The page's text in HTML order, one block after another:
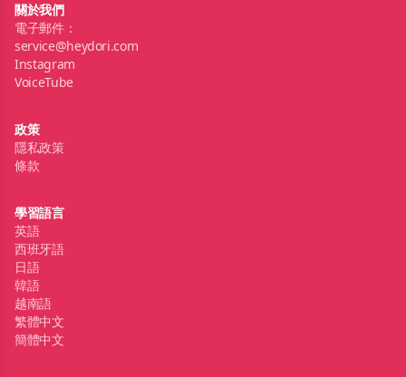
關於我們
電子郵件：
service@heydori.com
Instagram
VoiceTube
政策
隱私政策
條款
學習語言
英語
西班牙語
日語
韓語
越南語
繁體中文
簡體中文